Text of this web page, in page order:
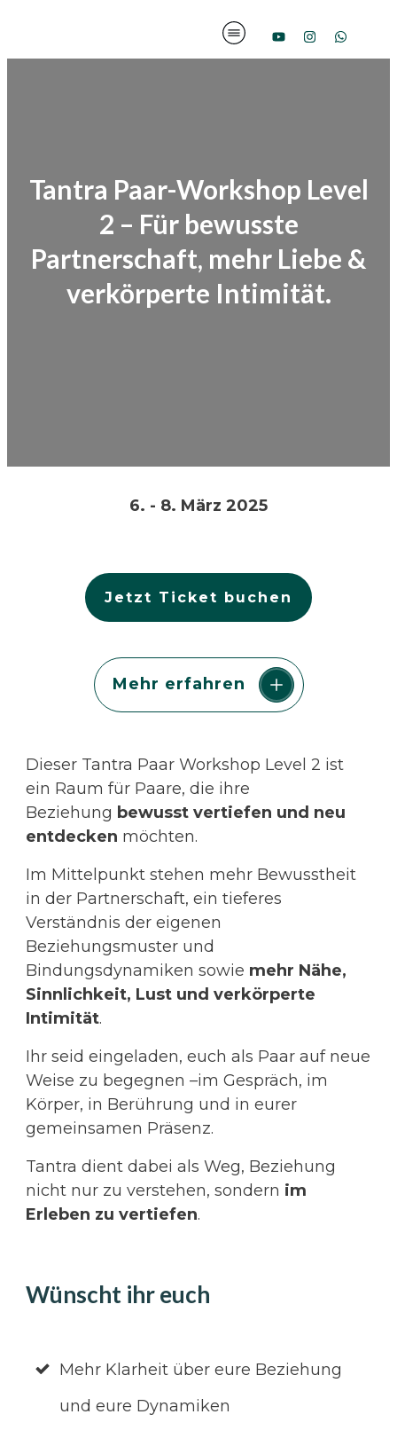
Tantra Paar-Workshop Level
2 – Für bewusste
Partnerschaft, mehr Liebe &
verkörperte Intimität.
6. - 8. März 2025
Jetzt Ticket buchen
Mehr erfahren
Dieser Tantra Paar Workshop Level 2 ist
ein Raum für Paare, die ihre
Beziehung bewusst vertiefen und neu
entdecken möchten.
Im Mittelpunkt stehen mehr Bewusstheit
in der Partnerschaft, ein tieferes
Verständnis der eigenen
Beziehungsmuster und
Bindungsdynamiken sowie mehr Nähe,
Sinnlichkeit, Lust und verkörperte
Intimität.
Ihr seid eingeladen, euch als Paar auf neue
Weise zu begegnen –im Gespräch, im
Körper, in Berührung und in eurer
gemeinsamen Präsenz.
Tantra dient dabei als Weg, Beziehung
nicht nur zu verstehen, sondern im
Erleben zu vertiefen.
Wünscht ihr euch
Mehr Klarheit über eure Beziehung
und eure Dynamiken